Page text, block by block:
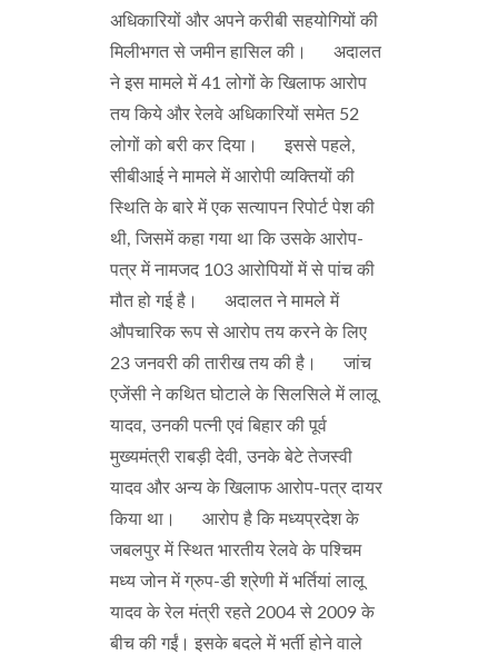
अधिकारियों और अपने करीबी सहयोगियों की
मिलीभगत से जमीन हासिल की। अदालत
ने इस मामले में 41 लोगों के खिलाफ आरोप
तय किये और रेलवे अधिकारियों समेत 52
लोगों को बरी कर दिया। इससे पहले,
सीबीआई ने मामले में आरोपी व्यक्तियों की
स्थिति के बारे में एक सत्यापन रिपोर्ट पेश की
थी, जिसमें कहा गया था कि उसके आरोप-
पत्र में नामजद 103 आरोपियों में से पांच की
मौत हो गई है। अदालत ने मामले में
औपचारिक रूप से आरोप तय करने के लिए
23 जनवरी की तारीख तय की है। जांच
एजेंसी ने कथित घोटाले के सिलसिले में लालू
यादव, उनकी पत्नी एवं बिहार की पूर्व
मुख्यमंत्री राबड़ी देवी, उनके बेटे तेजस्वी
यादव और अन्य के खिलाफ आरोप-पत्र दायर
किया था। आरोप है कि मध्यप्रदेश के
जबलपुर में स्थित भारतीय रेलवे के पश्चिम
मध्य जोन में ग्रुप-डी श्रेणी में भर्तियां लालू
यादव के रेल मंत्री रहते 2004 से 2009 के
बीच की गईं। इसके बदले में भर्ती होने वाले